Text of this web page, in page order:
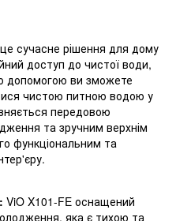
сучасне рішення для дому
доступ до чистої води,
допомогою ви зможете
чистою питною водою у
передовою
та зручним верхнім
функціональним та
ViO X101-FE оснащений
яка є тихою та